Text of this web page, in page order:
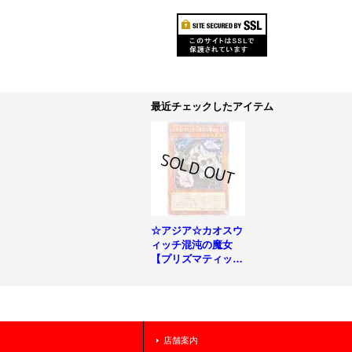
最近チェックしたアイテム
☆アジア☆カオスウ
ィッチ混沌の魔女
【プリズマティック
店舗案内